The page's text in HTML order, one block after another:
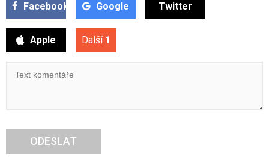
Facebook Google Twitter
Apple Další 1
ODESLAT